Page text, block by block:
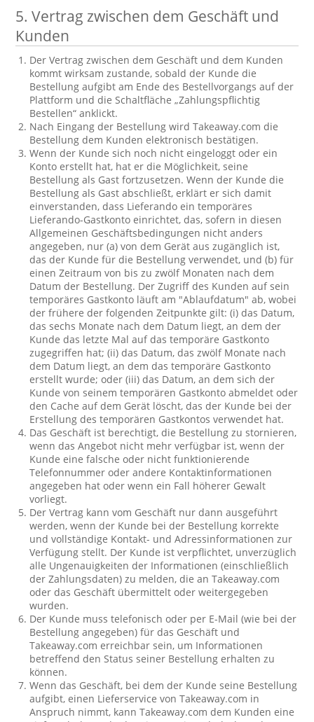
5. Vertrag zwischen dem Geschäft und
Kunden
Der Vertrag zwischen dem Geschäft und dem Kunden
kommt wirksam zustande, sobald der Kunde die
Bestellung aufgibt am Ende des Bestellvorgangs auf der
Plattform und die Schaltfläche „Zahlungspflichtig
Bestellen“ anklickt.
Nach Eingang der Bestellung wird Takeaway.com die
Bestellung dem Kunden elektronisch bestätigen.
Wenn der Kunde sich noch nicht eingeloggt oder ein
Konto erstellt hat, hat er die Möglichkeit, seine
Bestellung als Gast fortzusetzen. Wenn der Kunde die
Bestellung als Gast abschließt, erklärt er sich damit
einverstanden, dass Lieferando ein temporäres
Lieferando-Gastkonto einrichtet, das, sofern in diesen
Allgemeinen Geschäftsbedingungen nicht anders
angegeben, nur (a) von dem Gerät aus zugänglich ist,
das der Kunde für die Bestellung verwendet, und (b) für
einen Zeitraum von bis zu zwölf Monaten nach dem
Datum der Bestellung. Der Zugriff des Kunden auf sein
temporäres Gastkonto läuft am "Ablaufdatum" ab, wobei
der frühere der folgenden Zeitpunkte gilt: (i) das Datum,
das sechs Monate nach dem Datum liegt, an dem der
Kunde das letzte Mal auf das temporäre Gastkonto
zugegriffen hat; (ii) das Datum, das zwölf Monate nach
dem Datum liegt, an dem das temporäre Gastkonto
erstellt wurde; oder (iii) das Datum, an dem sich der
Kunde von seinem temporären Gastkonto abmeldet oder
den Cache auf dem Gerät löscht, das der Kunde bei der
Erstellung des temporären Gastkontos verwendet hat.
Das Geschäft ist berechtigt, die Bestellung zu stornieren,
wenn das Angebot nicht mehr verfügbar ist, wenn der
Kunde eine falsche oder nicht funktionierende
Telefonnummer oder andere Kontaktinformationen
angegeben hat oder wenn ein Fall höherer Gewalt
vorliegt.
Der Vertrag kann vom Geschäft nur dann ausgeführt
werden, wenn der Kunde bei der Bestellung korrekte
und vollständige Kontakt- und Adressinformationen zur
Verfügung stellt. Der Kunde ist verpflichtet, unverzüglich
alle Ungenauigkeiten der Informationen (einschließlich
der Zahlungsdaten) zu melden, die an Takeaway.com
oder das Geschäft übermittelt oder weitergegeben
wurden.
Der Kunde muss telefonisch oder per E-Mail (wie bei der
Bestellung angegeben) für das Geschäft und
Takeaway.com erreichbar sein, um Informationen
betreffend den Status seiner Bestellung erhalten zu
können.
Wenn das Geschäft, bei dem der Kunde seine Bestellung
aufgibt, einen Lieferservice von Takeaway.com in
Anspruch nimmt, kann Takeaway.com dem Kunden eine